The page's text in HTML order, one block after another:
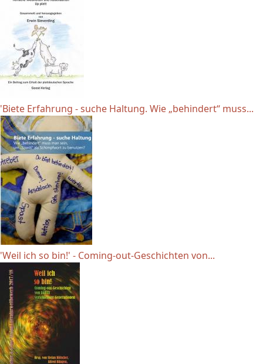
'Biete Erfahrung - suche Haltung. Wie „behindert“ muss...
'Weil ich so bin!' - Coming-out-Geschichten von...